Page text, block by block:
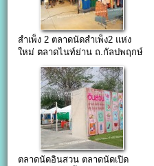
สำเพ็ง 2 ตลาดนัดสำเพ็ง2 แห่ง
ใหม่ ตลาดไนท์ย่าน ถ.กัลปพฤกษ์
ตลาดนัดอินสวน ตลาดนัดเปิด